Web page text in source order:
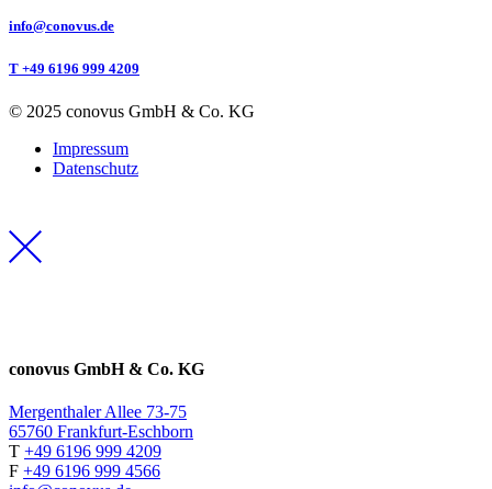
info@conovus.de
T +49 6196 999 4209
© 2025 conovus GmbH & Co. KG
Impressum
Datenschutz
conovus GmbH & Co. KG
Mergenthaler Allee 73-75
65760 Frankfurt-Eschborn
T +49 6196 999 4209
F +49 6196 999 4566